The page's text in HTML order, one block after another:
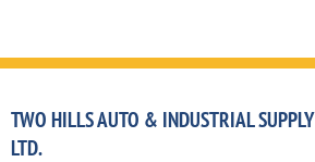
TWO HILLS AUTO & INDUSTRIAL SUPPLY
LTD.